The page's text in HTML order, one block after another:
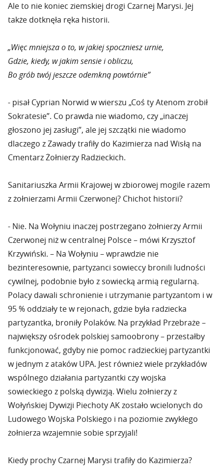
Ale to nie koniec ziemskiej drogi Czarnej Marysi. Jej
także dotknęła ręka historii.
„Więc mniejsza o to, w jakiej spoczniesz urnie,
Gdzie, kiedy, w jakim sensie i obliczu,
Bo grób twój jeszcze odemkną powtórnie”
- pisał Cyprian Norwid w wierszu „Coś ty Atenom zrobił
Sokratesie”. Co prawda nie wiadomo, czy „inaczej
głoszono jej zasługi”, ale jej szczątki nie wiadomo
dlaczego z Zawady trafiły do Kazimierza nad Wisłą na
Cmentarz Żołnierzy Radzieckich.
Sanitariuszka Armii Krajowej w zbiorowej mogile razem
z żołnierzami Armii Czerwonej? Chichot historii?
- Nie. Na Wołyniu inaczej postrzegano żołnierzy Armii
Czerwonej niż w centralnej Polsce – mówi Krzysztof
Krzywiński. – Na Wołyniu – wprawdzie nie
bezinteresownie, partyzanci sowieccy bronili ludności
cywilnej, podobnie było z sowiecką armią regularną.
Polacy dawali schronienie i utrzymanie partyzantom i w
95 % oddziały te w rejonach, gdzie była radziecka
partyzantka, broniły Polaków. Na przykład Przebraże –
największy ośrodek polskiej samoobrony – przestałby
funkcjonować, gdyby nie pomoc radzieckiej partyzantki
w jednym z ataków UPA. Jest również wiele przykładów
wspólnego działania partyzantki czy wojska
sowieckiego z polską dywizją. Wielu żołnierzy z
Wołyńskiej Dywizji Piechoty AK zostało wcielonych do
Ludowego Wojska Polskiego i na poziomie zwykłego
żołnierza wzajemnie sobie sprzyjali!
Kiedy prochy Czarnej Marysi trafiły do Kazimierza?